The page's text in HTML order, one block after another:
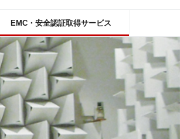
EMC・安全認証取得サービス